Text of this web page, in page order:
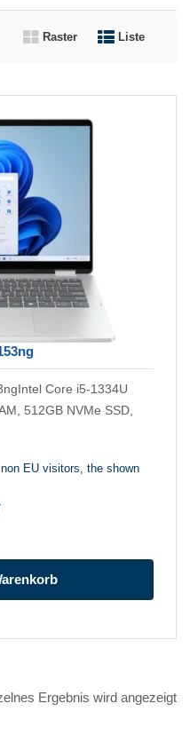
Raster Liste
Core i5-1334U
512GB NVMe SSD,
EU visitors, the shown
Ergebnis wird angezeigt